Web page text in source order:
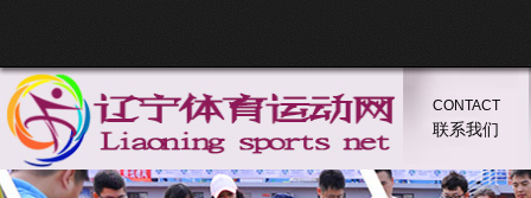
CONTACT
联系我们